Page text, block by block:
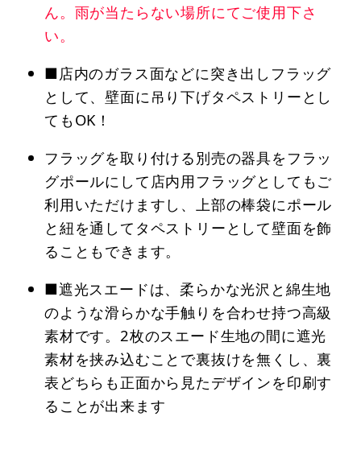
ん。雨が当たらない場所にてご使用下さ
い。
■店内のガラス面などに突き出しフラッグ
として、壁面に吊り下げタペストリーとし
てもOK！
フラッグを取り付ける別売の器具をフラッ
グポールにして店内用フラッグとしてもご
利用いただけますし、上部の棒袋にポール
と紐を通してタペストリーとして壁面を飾
ることもできます。
■遮光スエードは、柔らかな光沢と綿生地
のような滑らかな手触りを合わせ持つ高級
素材です。2枚のスエード生地の間に遮光
素材を挟み込むことで裏抜けを無くし、裏
表どちらも正面から見たデザインを印刷す
ることが出来ます